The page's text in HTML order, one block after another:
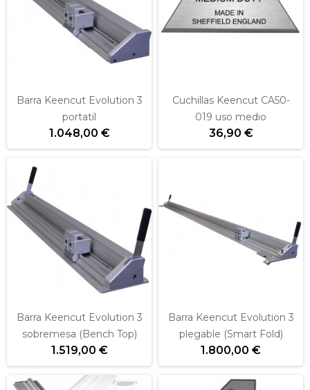
Barra Keencut Evolution 3
portatil
1.048,00 €
Cuchillas Keencut CA50-
019 uso medio
36,90 €
Barra Keencut Evolution 3
sobremesa (Bench Top)
1.519,00 €
Barra Keencut Evolution 3
plegable (Smart Fold)
1.800,00 €